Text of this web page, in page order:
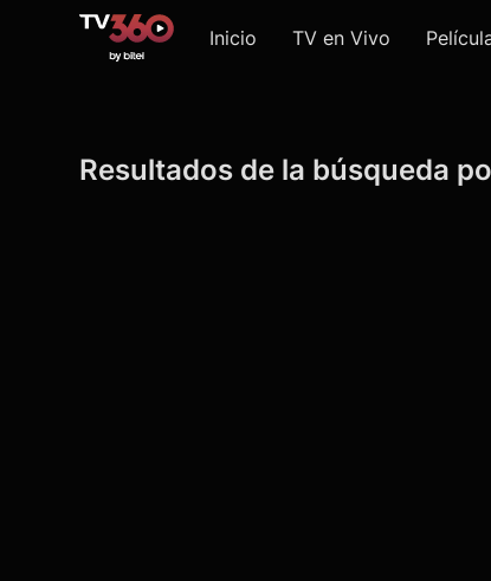
Inicio TV en Vivo
Resultados de la búsqueda